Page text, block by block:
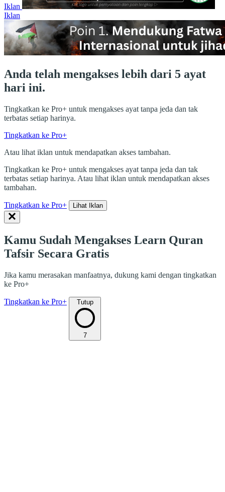
Iklan
Iklan
Anda telah mengakses lebih dari 5 ayat
hari ini.
Tingkatkan ke Pro+ untuk mengakses ayat tanpa jeda dan tak
terbatas setiap harinya.
Tingkatkan ke Pro+
Atau lihat iklan untuk mendapatkan akses tambahan.
Tingkatkan ke Pro+ untuk mengakses ayat tanpa jeda dan tak
terbatas setiap harinya. Atau lihat iklan untuk mendapatkan akses
tambahan.
Tingkatkan ke Pro+ Lihat Iklan
Kamu Sudah Mengakses Learn Quran
Tafsir Secara Gratis
Jika kamu merasakan manfaatnya, dukung kami dengan tingkatkan
ke Pro+
Tingkatkan ke Pro+ Tutup
7